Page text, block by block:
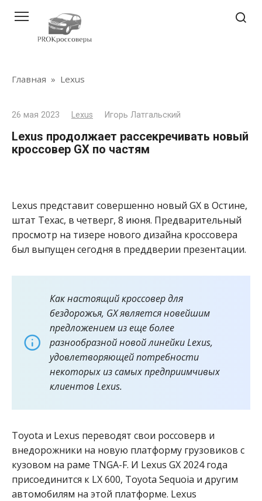
контенту
Главная » Lexus
26 мая 2023 Lexus Игорь Латгальский
Lexus продолжает рассекречивать новый
кроссовер GX по частям
Lexus представит совершенно новый GX в Остине,
штат Техас, в четверг, 8 июня. Предварительный
просмотр на тизере нового дизайна кроссовера
был выпущен сегодня в преддверии презентации.
Как настоящий кроссовер для
бездорожья, GX является новейшим
предложением из еще более
разнообразной новой линейки Lexus,
удовлетворяющей потребности
некоторых из самых предприимчивых
клиентов Lexus.
Toyota и Lexus переводят свои россоверв и
внедорожники на новую платформу грузовиков с
кузовом на раме TNGA-F. И Lexus GX 2024 года
присоединится к LX 600, Toyota Sequoia и другим
автомобилям на этой платформе. Lexus